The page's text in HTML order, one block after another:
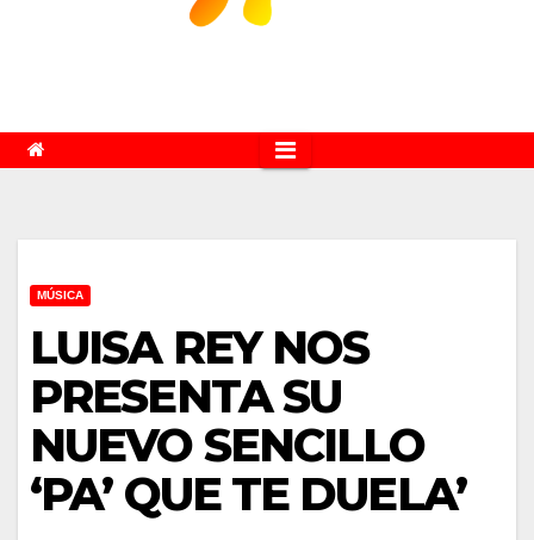
MÚSICA
LUISA REY NOS
PRESENTA SU
NUEVO SENCILLO
‘PA’ QUE TE DUELA’